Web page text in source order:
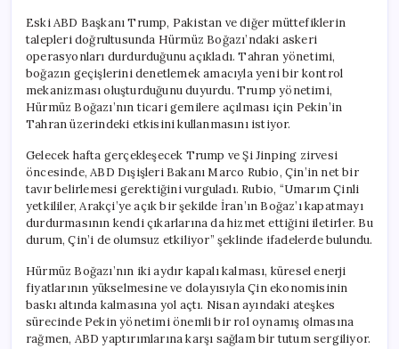
Eski ABD Başkanı Trump, Pakistan ve diğer müttefiklerin
talepleri doğrultusunda Hürmüz Boğazı’ndaki askeri
operasyonları durdurduğunu açıkladı. Tahran yönetimi,
boğazın geçişlerini denetlemek amacıyla yeni bir kontrol
mekanizması oluşturduğunu duyurdu. Trump yönetimi,
Hürmüz Boğazı’nın ticari gemilere açılması için Pekin’in
Tahran üzerindeki etkisini kullanmasını istiyor.
Gelecek hafta gerçekleşecek Trump ve Şi Jinping zirvesi
öncesinde, ABD Dışişleri Bakanı Marco Rubio, Çin’in net bir
tavır belirlemesi gerektiğini vurguladı. Rubio, “Umarım Çinli
yetkililer, Arakçi’ye açık bir şekilde İran’ın Boğaz’ı kapatmayı
durdurmasının kendi çıkarlarına da hizmet ettiğini iletirler. Bu
durum, Çin’i de olumsuz etkiliyor” şeklinde ifadelerde bulundu.
Hürmüz Boğazı’nın iki aydır kapalı kalması, küresel enerji
fiyatlarının yükselmesine ve dolayısıyla Çin ekonomisinin
baskı altında kalmasına yol açtı. Nisan ayındaki ateşkes
sürecinde Pekin yönetimi önemli bir rol oynamış olmasına
rağmen, ABD yaptırımlarına karşı sağlam bir tutum sergiliyor.